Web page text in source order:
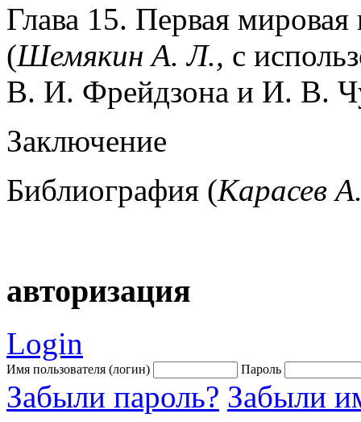
Глава 15. Первая
(Шемякин А. Л., с
В. И. Фрейдзона и И. В.
Заключение
Библиография (Карасев
авторизация
Login
Имя пользователя (логин) Пароль
Забыли пароль? Забыли